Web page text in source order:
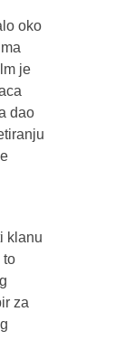
oko
je
dao
klanu
to
za